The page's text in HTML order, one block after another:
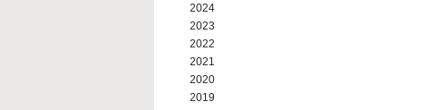
2024
2023
2022
2021
2020
2019